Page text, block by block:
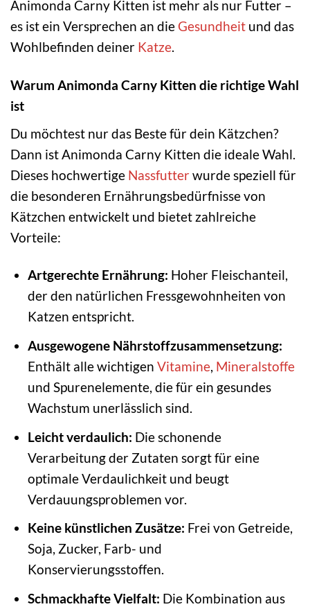
Animonda Carny Kitten ist mehr als nur Futter –
es ist ein Versprechen an die Gesundheit und das
Wohlbefinden deiner Katze.
Warum Animonda Carny Kitten die richtige Wahl
ist
Du möchtest nur das Beste für dein Kätzchen?
Dann ist Animonda Carny Kitten die ideale Wahl.
Dieses hochwertige Nassfutterwurde speziell für
die besonderen Ernährungsbedürfnisse von
Kätzchen entwickelt und bietet zahlreiche
Vorteile:
Artgerechte Ernährung: Hoher Fleischanteil,
der den natürlichen Fressgewohnheiten von
Katzen entspricht.
Ausgewogene Nährstoffzusammensetzung:
Enthält alle wichtigen Vitamine, Mineralstoffe
und Spurenelemente, die für ein gesundes
Wachstum unerlässlich sind.
Leicht verdaulich: Die schonende
Verarbeitung der Zutaten sorgt für eine
optimale Verdaulichkeit und beugt
Verdauungsproblemen vor.
Keine künstlichen Zusätze: Frei von Getreide,
Soja, Zucker, Farb- und
Konservierungsstoffen.
Schmackhafte Vielfalt: Die Kombination aus